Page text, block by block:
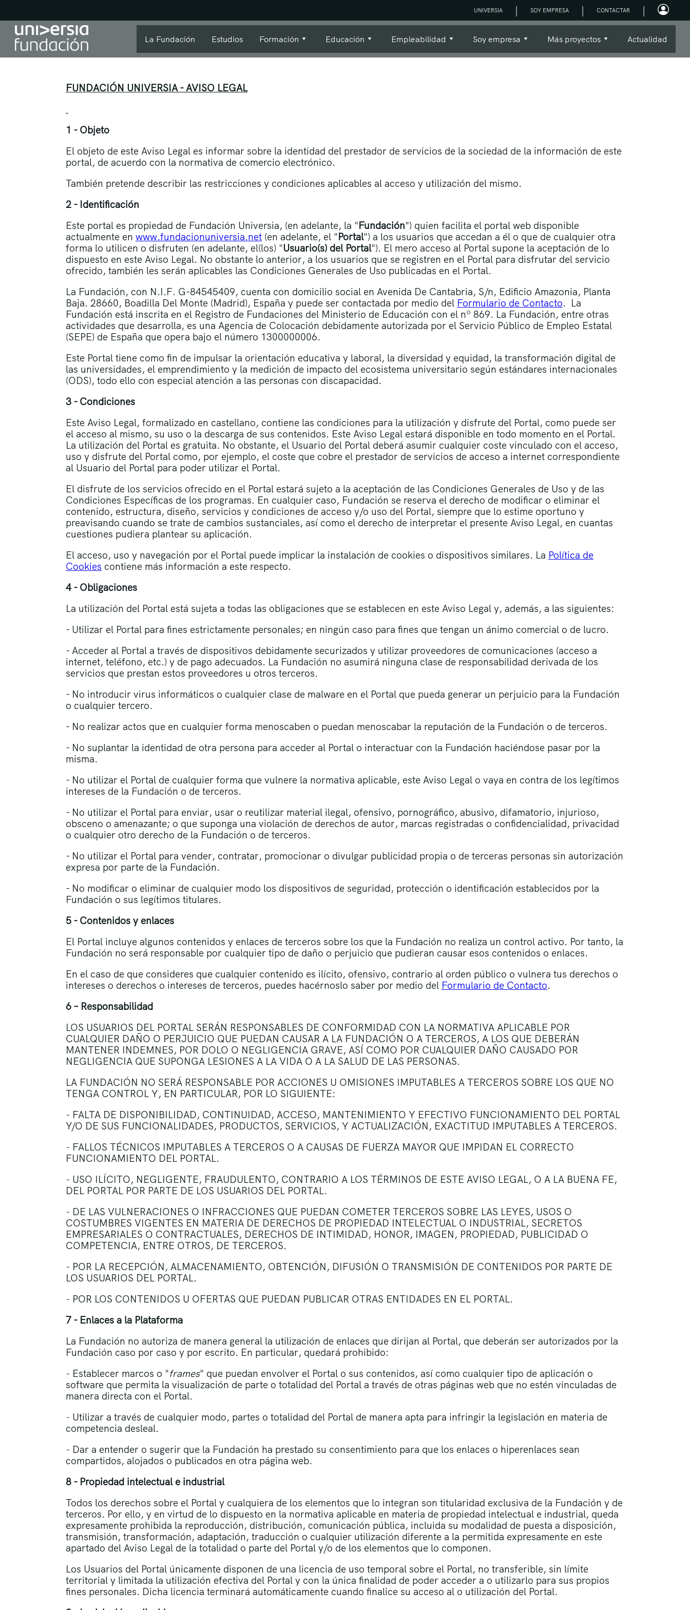
UNIVERSIA | SOY EMPRESA | CONTACTAR |
La Fundación Estudios Formación Educación Empleabilidad Soy empresa Más proyectos Actualidad
FUNDACIÓN UNIVERSIA - AVISO LEGAL
1 - Objeto
El objeto de este Aviso Legal es informar sobre la identidad del prestador de servicios de la sociedad de la información de este
portal, de acuerdo con la normativa de comercio electrónico.
También pretende describir las restricciones y condiciones aplicables al acceso y utilización del mismo.
2 - Identificación
Este portal es propiedad de Fundación Universia, (en adelante, la "Fundación") quien facilita el portal web disponible
actualmente en www.fundacionuniversia.net (en adelante, el "Portal") a los usuarios que accedan a él o que de cualquier otra
forma lo utilicen o disfruten (en adelante, el(los) "Usuario(s) del Portal"). El mero acceso al Portal supone la aceptación de lo
dispuesto en este Aviso Legal. No obstante lo anterior, a los usuarios que se registren en el Portal para disfrutar del servicio
ofrecido, también les serán aplicables las Condiciones Generales de Uso publicadas en el Portal.
La Fundación, con N.I.F. G-84545409, cuenta con domicilio social en Avenida De Cantabria, S/n, Edificio Amazonia, Planta
Baja. 28660, Boadilla Del Monte (Madrid), España y puede ser contactada por medio del Formulario de Contacto. La
Fundación está inscrita en el Registro de Fundaciones del Ministerio de Educación con el nº 869. La Fundación, entre otras
actividades que desarrolla, es una Agencia de Colocación debidamente autorizada por el Servicio Público de Empleo Estatal
(SEPE) de España que opera bajo el número 1300000006.
Este Portal tiene como fin de impulsar la orientación educativa y laboral, la diversidad y equidad, la transformación digital de
las universidades, el emprendimiento y la medición de impacto del ecosistema universitario según estándares internacionales
(ODS), todo ello con especial atención a las personas con discapacidad.
3 - Condiciones
Este Aviso Legal, formalizado en castellano, contiene las condiciones para la utilización y disfrute del Portal, como puede ser
el acceso al mismo, su uso o la descarga de sus contenidos. Este Aviso Legal estará disponible en todo momento en el Portal.
La utilización del Portal es gratuita. No obstante, el Usuario del Portal deberá asumir cualquier coste vinculado con el acceso,
uso y disfrute del Portal como, por ejemplo, el coste que cobre el prestador de servicios de acceso a internet correspondiente
al Usuario del Portal para poder utilizar el Portal.
El disfrute de los servicios ofrecido en el Portal estará sujeto a la aceptación de las Condiciones Generales de Uso y de las
Condiciones Específicas de los programas. En cualquier caso, Fundación se reserva el derecho de modificar o eliminar el
contenido, estructura, diseño, servicios y condiciones de acceso y/o uso del Portal, siempre que lo estime oportuno y
preavisando cuando se trate de cambios sustanciales, así como el derecho de interpretar el presente Aviso Legal, en cuantas
cuestiones pudiera plantear su aplicación.
El acceso, uso y navegación por el Portal puede implicar la instalación de cookies o dispositivos similares. La Política de
Cookies contiene más información a este respecto.
4 - Obligaciones
La utilización del Portal está sujeta a todas las obligaciones que se establecen en este Aviso Legal y, además, a las siguientes:
- Utilizar el Portal para fines estrictamente personales; en ningún caso para fines que tengan un ánimo comercial o de lucro.
- Acceder al Portal a través de dispositivos debidamente securizados y utilizar proveedores de comunicaciones (acceso a
internet, teléfono, etc.) y de pago adecuados. La Fundación no asumirá ninguna clase de responsabilidad derivada de los
servicios que prestan estos proveedores u otros terceros.
- No introducir virus informáticos o cualquier clase de malware en el Portal que pueda generar un perjuicio para la Fundación
o cualquier tercero.
- No realizar actos que en cualquier forma menoscaben o puedan menoscabar la reputación de la Fundación o de terceros.
- No suplantar la identidad de otra persona para acceder al Portal o interactuar con la Fundación haciéndose pasar por la
misma.
- No utilizar el Portal de cualquier forma que vulnere la normativa aplicable, este Aviso Legal o vaya en contra de los legítimos
intereses de la Fundación o de terceros.
- No utilizar el Portal para enviar, usar o reutilizar material ilegal, ofensivo, pornográfico, abusivo, difamatorio, injurioso,
obsceno o amenazante; o que suponga una violación de derechos de autor, marcas registradas o confidencialidad, privacidad
o cualquier otro derecho de la Fundación o de terceros.
- No utilizar el Portal para vender, contratar, promocionar o divulgar publicidad propia o de terceras personas sin autorización
expresa por parte de la Fundación.
- No modificar o eliminar de cualquier modo los dispositivos de seguridad, protección o identificación establecidos por la
Fundación o sus legítimos titulares.
5 - Contenidos y enlaces
El Portal incluye algunos contenidos y enlaces de terceros sobre los que la Fundación no realiza un control activo. Por tanto, la
Fundación no será responsable por cualquier tipo de daño o perjuicio que pudieran causar esos contenidos o enlaces.
En el caso de que consideres que cualquier contenido es ilícito, ofensivo, contrario al orden público o vulnera tus derechos o
intereses o derechos o intereses de terceros, puedes hacérnoslo saber por medio del Formulario de Contacto.
6 – Responsabilidad
LOS USUARIOS DEL PORTAL SERÁN RESPONSABLES DE CONFORMIDAD CON LA NORMATIVA APLICABLE POR
CUALQUIER DAÑO O PERJUICIO QUE PUEDAN CAUSAR A LA FUNDACIÓN O A TERCEROS, A LOS QUE DEBERÁN
MANTENER INDEMNES, POR DOLO O NEGLIGENCIA GRAVE, ASÍ COMO POR CUALQUIER DAÑO CAUSADO POR
NEGLIGENCIA QUE SUPONGA LESIONES A LA VIDA O A LA SALUD DE LAS PERSONAS.
LA FUNDACIÓN NO SERÁ RESPONSABLE POR ACCIONES U OMISIONES IMPUTABLES A TERCEROS SOBRE LOS QUE NO
TENGA CONTROL Y, EN PARTICULAR, POR LO SIGUIENTE:
‒ FALTA DE DISPONIBILIDAD, CONTINUIDAD, ACCESO, MANTENIMIENTO Y EFECTIVO FUNCIONAMIENTO DEL PORTAL
Y/O DE SUS FUNCIONALIDADES, PRODUCTOS, SERVICIOS, Y ACTUALIZACIÓN, EXACTITUD IMPUTABLES A TERCEROS.
‒ FALLOS TÉCNICOS IMPUTABLES A TERCEROS O A CAUSAS DE FUERZA MAYOR QUE IMPIDAN EL CORRECTO
FUNCIONAMIENTO DEL PORTAL.
‒ USO ILÍCITO, NEGLIGENTE, FRAUDULENTO, CONTRARIO A LOS TÉRMINOS DE ESTE AVISO LEGAL, O A LA BUENA FE,
DEL PORTAL POR PARTE DE LOS USUARIOS DEL PORTAL.
‒ DE LAS VULNERACIONES O INFRACCIONES QUE PUEDAN COMETER TERCEROS SOBRE LAS LEYES, USOS O
COSTUMBRES VIGENTES EN MATERIA DE DERECHOS DE PROPIEDAD INTELECTUAL O INDUSTRIAL, SECRETOS
EMPRESARIALES O CONTRACTUALES, DERECHOS DE INTIMIDAD, HONOR, IMAGEN, PROPIEDAD, PUBLICIDAD O
COMPETENCIA, ENTRE OTROS, DE TERCEROS.
‒ POR LA RECEPCIÓN, ALMACENAMIENTO, OBTENCIÓN, DIFUSIÓN O TRANSMISIÓN DE CONTENIDOS POR PARTE DE
LOS USUARIOS DEL PORTAL.
‒ POR LOS CONTENIDOS U OFERTAS QUE PUEDAN PUBLICAR OTRAS ENTIDADES EN EL PORTAL.
7 - Enlaces a la Plataforma
La Fundación no autoriza de manera general la utilización de enlaces que dirijan al Portal, que deberán ser autorizados por la
Fundación caso por caso y por escrito. En particular, quedará prohibido:
‒ Establecer marcos o "frames" que puedan envolver el Portal o sus contenidos, así como cualquier tipo de aplicación o
software que permita la visualización de parte o totalidad del Portal a través de otras páginas web que no estén vinculadas de
manera directa con el Portal.
‒ Utilizar a través de cualquier modo, partes o totalidad del Portal de manera apta para infringir la legislación en materia de
competencia desleal.
‒ Dar a entender o sugerir que la Fundación ha prestado su consentimiento para que los enlaces o hiperenlaces sean
compartidos, alojados o publicados en otra página web.
8 - Propiedad intelectual e industrial
Todos los derechos sobre el Portal y cualquiera de los elementos que lo integran son titularidad exclusiva de la Fundación y de
terceros. Por ello, y en virtud de lo dispuesto en la normativa aplicable en materia de propiedad intelectual e industrial, queda
expresamente prohibida la reproducción, distribución, comunicación pública, incluida su modalidad de puesta a disposición,
transmisión, transformación, adaptación, traducción o cualquier utilización diferente a la permitida expresamente en este
apartado del Aviso Legal de la totalidad o parte del Portal y/o de los elementos que lo componen.
Los Usuarios del Portal únicamente disponen de una licencia de uso temporal sobre el Portal, no transferible, sin límite
territorial y limitada la utilización efectiva del Portal y con la única finalidad de poder acceder a o utilizarlo para sus propios
fines personales. Dicha licencia terminará automáticamente cuando finalice su acceso al o utilización del Portal.